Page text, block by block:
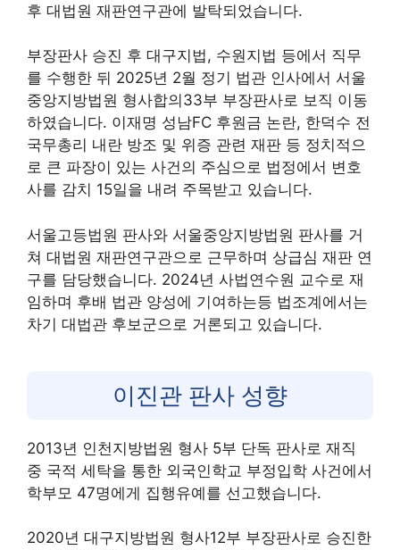
후 대법원 재판연구관에 발탁되었습니다.
부장판사 승진 후 대구지법, 수원지법 등에서 직무
를 수행한 뒤 2025년 2월 정기 법관 인사에서 서울
중앙지방법원 형사합의33부 부장판사로 보직 이동
하였습니다. 이재명 성남FC 후원금 논란, 한덕수 전
국무총리 내란 방조 및 위증 관련 재판 등 정치적으
로 큰 파장이 있는 사건의 주심으로 법정에서 변호
사를 감치 15일을 내려 주목받고 있습니다.
서울고등법원 판사와 서울중앙지방법원 판사를 거
쳐 대법원 재판연구관으로 근무하며 상급심 재판 연
구를 담당했습니다. 2024년 사법연수원 교수로 재
임하며 후배 법관 양성에 기여하는등 법조계에서는
차기 대법관 후보군으로 거론되고 있습니다.
이진관 판사 성향
2013년 인천지방법원 형사 5부 단독 판사로 재직
중 국적 세탁을 통한 외국인학교 부정입학 사건에서
학부모 47명에게 집행유예를 선고했습니다.
2020년 대구지방법원 형사12부 부장판사로 승진한